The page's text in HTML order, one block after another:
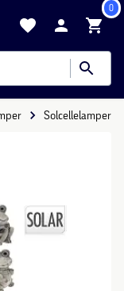
0
Solcellelamper